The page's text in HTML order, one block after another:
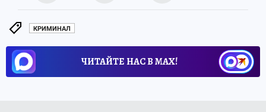
КРИМИНАЛ
ЧИТАЙТЕ НАС В МАХ!